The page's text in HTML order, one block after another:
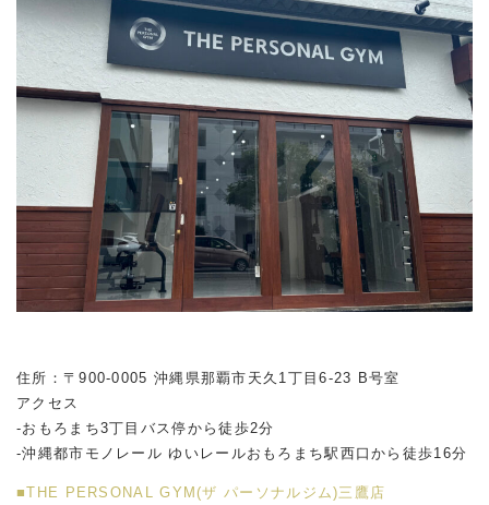
住所：〒900-0005 沖縄県那覇市天久1丁目6-23 B号室
アクセス
-おもろまち3丁目バス停から徒歩2分
-沖縄都市モノレール ゆいレールおもろまち駅西口から徒歩16分
■THE PERSONAL GYM(ザ パーソナルジム)三鷹店